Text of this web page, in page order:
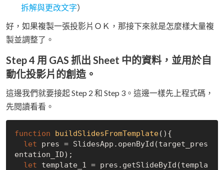
拆解與更改文字）
好，如果複製一張投影片ＯＫ，那接下來就是怎麼樣大量複
製並調整了。
Step 4 用 GAS 抓出 Sheet 中的資料，並用於自
動化投影片的創造。
這邊我們就要接起 Step 2 和 Step 3。這邊一樣先上程式碼，
先閱讀看看。
function buildSlidesFromTemplate( ) {
let pres = SlidesApp.openById(target_pres
entation_ID);
let template_1 = pres.getSlideById(templa